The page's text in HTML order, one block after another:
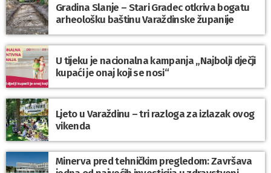
Gradina Slanje – Stari Gradec otkriva bogatu
arheološku baštinu Varaždinske županije
U tijeku je nacionalna kampanja „Najbolji dječji
kupaći je onaj koji se nosi“
Ljeto u Varaždinu – tri razloga za izlazak ovog
vikenda
Minerva pred tehničkim pregledom: Završava